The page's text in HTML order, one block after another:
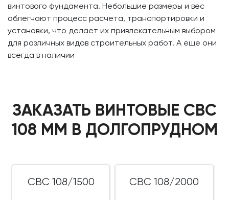
винтового фундамента. Небольшие размеры и вес
облегчают процесс расчета, транспортировки и
установки, что делает их привлекательным выбором
для различных видов строительных работ. А еще они
всегда в наличии
ЗАКАЗАТЬ ВИНТОВЫЕ СВС
108 ММ В ДОЛГОПРУДНОМ
СВС 108/1500 СВС 108/2000